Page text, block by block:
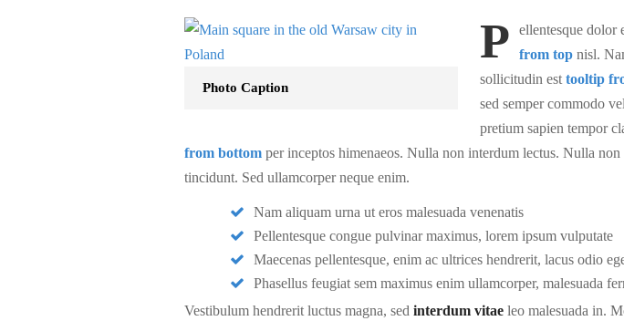
Photo Caption
P ellentesque dolor
from top nisl.
sollicitudin est tooltip
sed semper commodo
pretium sapien tempor
from bottom per inceptos himenaeos. Nulla non interdum lectus. Nulla
tincidunt. Sed ullamcorper neque enim.
Nam aliquam urna ut eros malesuada venenatis
Pellentesque congue pulvinar maximus, lorem ipsum vulputate
Maecenas pellentesque, enim ac ultrices hendrerit, lacus odio
Phasellus feugiat sem maximus enim ullamcorper, malesuada
Vestibulum hendrerit luctus magna, sed interdum vitae leo malesuada in.